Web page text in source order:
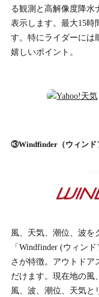
る観測と高解像度降水
表示します。最大15時
す。特にライダーには
嬉しいポイント。
③Windfinder（ウィンド
風、天気、潮位、波を
「Windfinder (ウィン
さが特徴。アウトドア
だけます。現在地の風
風、波、潮位、天気と